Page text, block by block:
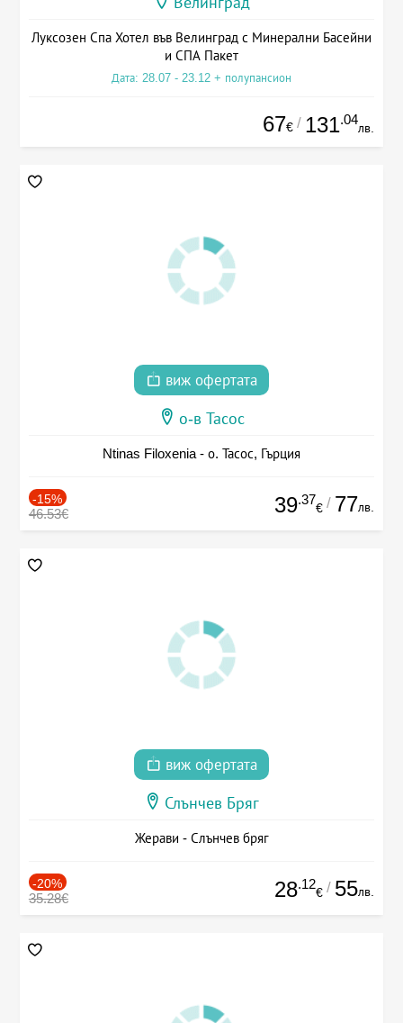
Луксозен Спа Хотел във Велинград с Минерални Басейни
и СПА Пакет
Дата: 28.07 - 23.12 + полупансион
67€ / 131.04
лв.
виж офертата
о-в Тасос
Ntinas Filoxenia - о. Тасос, Гърция
-15%
46.53€ 39.37
€ / 77лв.
виж офертата
Слънчев Бряг
Жерави - Слънчев бряг
-20%
35.28€ 28.12
€ / 55лв.